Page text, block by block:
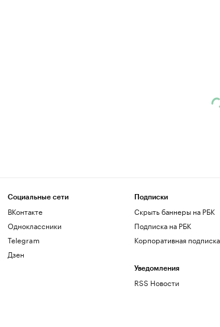
Социальные сети
ВКонтакте
Одноклассники
Telegram
Дзен
Подписки
Скрыть баннеры на РБК
Подписка на РБК
Корпоративная подписка
Уведомления
RSS Новости